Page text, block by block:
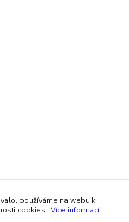
používáme na webu k
cookies. Více informací